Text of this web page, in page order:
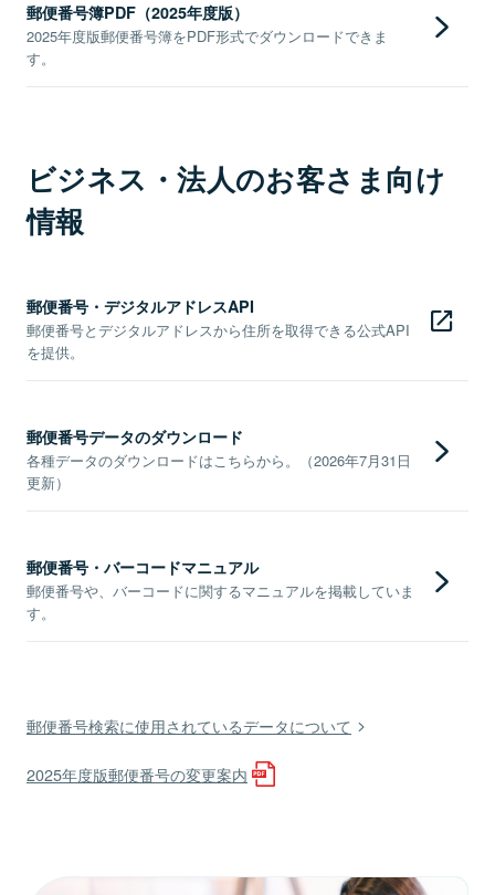
郵便番号簿PDF（2025年度版）
2025年度版郵便番号簿をPDF形式でダウンロードできま
す。
ビジネス・法人のお客さま向け
情報
郵便番号・デジタルアドレスAPI
郵便番号とデジタルアドレスから住所を取得できる公式API
を提供。
郵便番号データのダウンロード
各種データのダウンロードはこちらから。（2026年7月31日
更新）
郵便番号・バーコードマニュアル
郵便番号や、バーコードに関するマニュアルを掲載していま
す。
郵便番号検索に使用されているデータについて
2025年度版郵便番号の変更案内